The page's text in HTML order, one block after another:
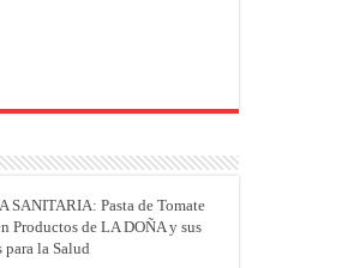
SANITARIA: Pasta de Tomate
Productos de LA DOÑA y sus
para la Salud